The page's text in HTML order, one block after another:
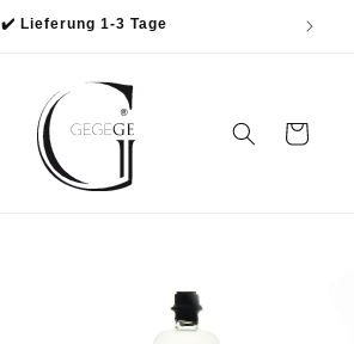
✔️ Lieferung 1-3 Tage
Warenkorb